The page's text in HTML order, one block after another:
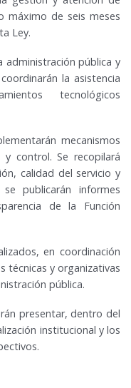
máximo de seis meses
Ley.
pública y
la asistencia
tecnológicos
mecanismos
y control. Se recopilará
calidad del servicio y
publicarán informes
de la Función
en coordinación
técnicas y organizativas
pública.
presentar, dentro del
institucional y los